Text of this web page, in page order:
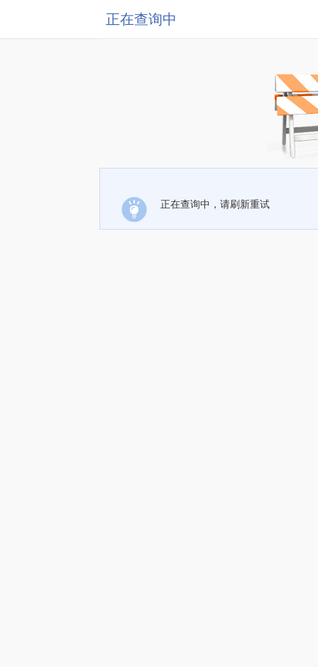
正在查询中
正在查询中，请刷新重试